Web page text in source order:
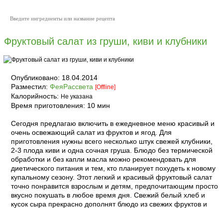
Фруктовый салат из груши, киви и клубники
Опубликовано: 18.04.2014
Разместил: ФеяРассвета [Offline]
Калорийность: Не указана
Время приготовления: 10 мин
Сегодня предлагаю включить в ежедневное меню красивый и
очень освежающий салат из фруктов и ягод. Для
приготовления нужны всего несколько штук свежей клубники,
2-3 плода киви и одна сочная груша. Блюдо без термической
обработки и без капли масла можно рекомендовать для
диетического питания и тем, кто планирует похудеть к новому
купальному сезону. Этот легкий и красивый фруктовый салат
точно понравится взрослым и детям, предпочитающим просто
вкусно покушать в любое время дня. Свежий белый хлеб и
кусок сыра прекрасно дополнят блюдо из свежих фруктов и